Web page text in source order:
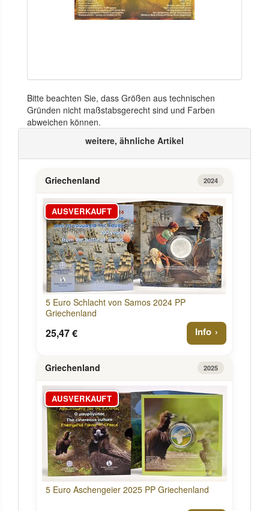
Bitte beachten Sie, dass Größen aus technischen
Gründen nicht maßstabsgerecht sind und Farben
abweichen können.
weitere, ähnliche Artikel
Griechenland 2024
AUSVERKAUFT
5 Euro Schlacht von Samos 2024 PP
Griechenland
25,47 € Info
Griechenland 2025
AUSVERKAUFT
5 Euro Aschengeier 2025 PP Griechenland